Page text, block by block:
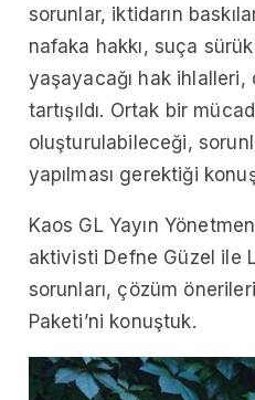
sorunlar, iktidarın
nafaka hakkı, suça
yaşayacağı hak
tartışıldı. Ortak bir
oluşturulabileceği,
yapılması gerektiği
Kaos GL Yayın
aktivisti Defne Güzel ile
sorunları, çözüm
Paketi’ni konuştuk.